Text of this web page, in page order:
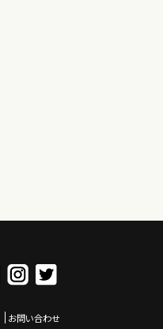
お問い合わせ